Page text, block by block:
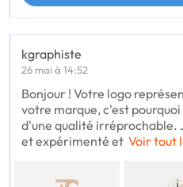
kgraphiste
26 mai à 14:52
Bonjour ! Votre logo
votre marque, c'est
d'une qualité irréprochable.
et expérimenté et Voir tout